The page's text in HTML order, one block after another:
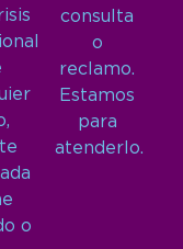
o
consulta
o
reclamo.
Estamos
para
atenderlo.